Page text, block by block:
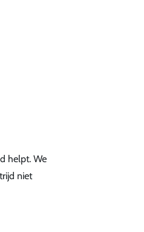
helpt. We
niet